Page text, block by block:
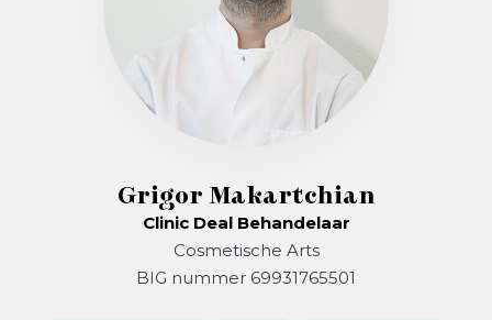
Grigor Makartchian
Clinic Deal Behandelaar
Cosmetische Arts
BIG nummer 69931765501